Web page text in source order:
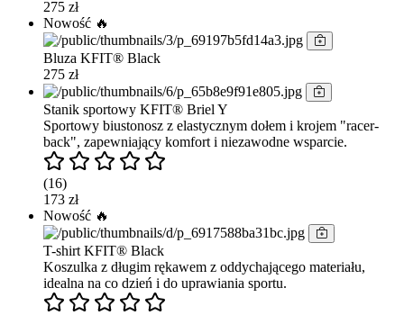
275 zł
Nowość 🔥
Bluza KFIT® Black
275 zł
Stanik sportowy KFIT® Briel Y
Sportowy biustonosz z elastycznym dołem i krojem "racer-
back", zapewniający komfort i niezawodne wsparcie.
(16)
173 zł
Nowość 🔥
T-shirt KFIT® Black
Koszulka z długim rękawem z oddychającego materiału,
idealna na co dzień i do uprawiania sportu.